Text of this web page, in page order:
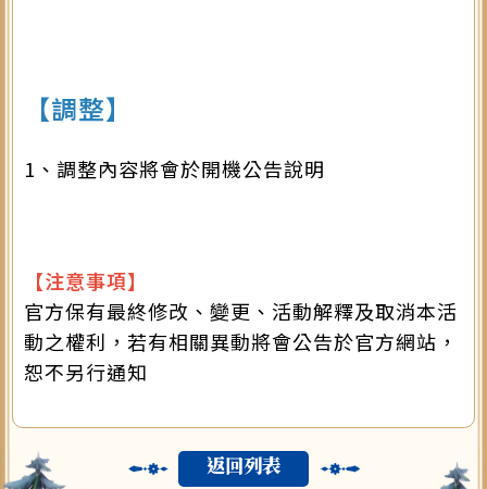
【調整】
1、調整內容將會於開機公告說明
【注意事項】
官方保有最終修改、變更、活動解釋及取消本活
動之權利，若有相關異動將會公告於官方網站，
恕不另行通知
返回列表